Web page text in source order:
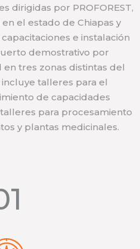
dirigidas por PROFOREST,
el estado de Chiapas y
e instalación
demostrativo por
tres zonas distintas del
incluye talleres para el
de capacidades
para procesamiento
y plantas medicinales.